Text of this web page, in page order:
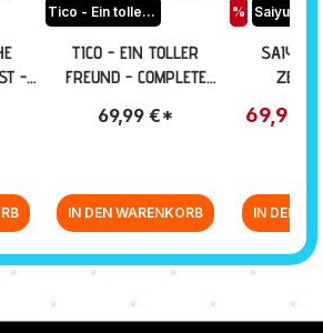
-
Tico - Ein toller Freund
TICO - EIN TOLLER
FREUND - COMPLETE
69,99 €*
IN DEN WARENKORB
%
SAIYUKI
69,99
IN DEN
Navigation